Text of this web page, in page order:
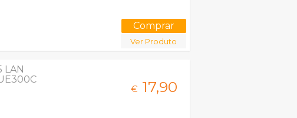
Ver Produto
LAN
€ 17,90